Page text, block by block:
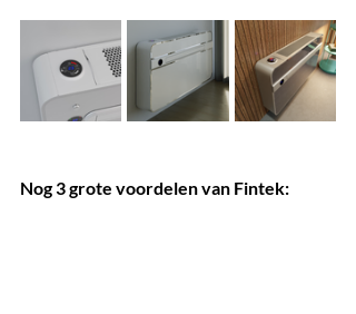
Nog 3 grote voordelen van Fintek: